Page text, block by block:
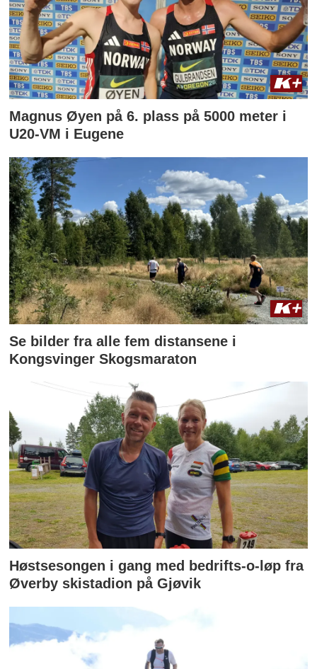
Magnus Øyen på 6. plass på 5000 meter i
U20-VM i Eugene
Se bilder fra alle fem distansene i
Kongsvinger Skogsmaraton
Høstsesongen i gang med bedrifts-o-løp fra
Øverby skistadion på Gjøvik